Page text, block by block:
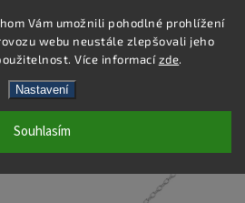
Vám umožnili pohodlné prohlížení
webu neustále zlepšovali jeho
Více informacízde.
Nastavení
Souhlasím
Hledat
OCEL